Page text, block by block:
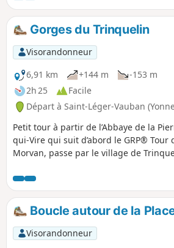
Gorges du Trinquelin
Visorandonneur
6,91 km
+144 m
-153 m
2h 25
Facile
Départ à Saint-Léger-Vauban
Petit tour à partir de l’Abbaye de la
qui-Vire qui suit d’abord le GRP® Tour
Morvan, passe par le village de
trouve sur le territoire de Saint-Léger-
Vauban mais on peut aussi l’atteindre à
partir de Saint-Agnan.
Boucle autour de la
Visorandonneur